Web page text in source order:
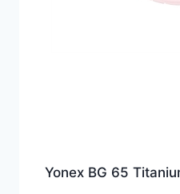
Yonex BG 65